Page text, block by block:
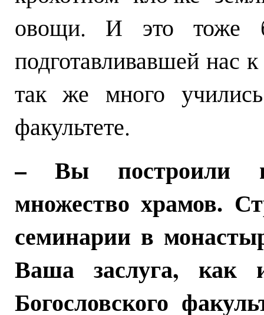
овощи. И это тоже
подготавливавшей нас
так же много
факультете.
– Вы построили и
множество храмов.
семинарии в
Ваша заслуга, как
Богословского